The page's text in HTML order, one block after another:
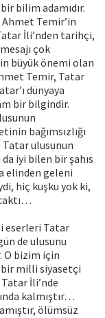
bilim adamıdır.
Temir’in
İli’nden tarihçi,
çok
büyük önemi olan
Temir, Tatar
dünyaya
bir bilgindir.
bağımsızlığı
ulusunun
iyi bilen bir şahıs
elinden geleni
hiç kuşku yok ki,
eserleri Tatar
de ulusunu
O bizim için
milli siyasetçi
İli’nde
kalmıştır…
ölümsüz